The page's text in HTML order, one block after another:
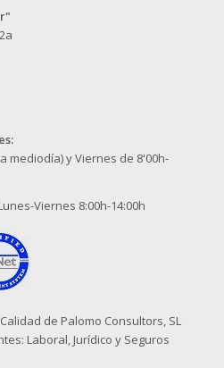
mediodía) y Viernes de 8'00h-
Viernes 8:00h-14:00h
de Palomo Consultors, SL
Laboral, Jurídico y Seguros